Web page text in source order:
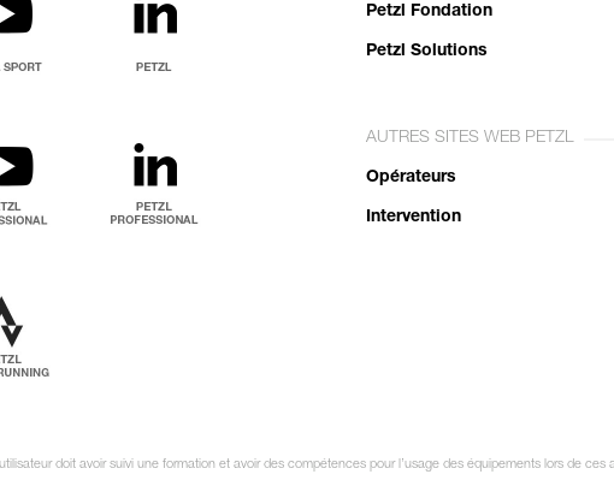
Petzl Fondation
Petzl Solutions
AUTRES SITES WEB PETZL
Opérateurs
Intervention
doit avoir suivi une formation et avoir des compétences pour l’usage des équipements lors de